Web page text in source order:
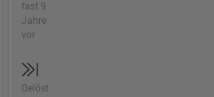
fast 9
Jahre
vor
Gelöst